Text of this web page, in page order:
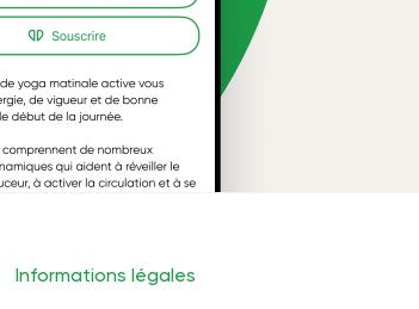
Informations légales